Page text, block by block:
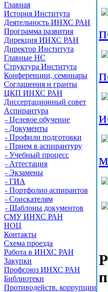
Главная
История Института
Деятельность ИНХС РАН
Программа развития
Дирекция ИНХС РАН
Директор Института
Главные НС
Структура Института
Конференции, семинары
Соглашения и гранты
ЦКП ИНХС РАН
Диссертационный совет
Аспирантура
- Целевое обучение
- Документы
- Профили подготовки
- Прием в аспирантуру
- Учебный процесс
- Аттестация
- Экзамены
- ГИА
- Портфолио аспирантов
- Соискателям
- Шаблоны документов
СМУ ИНХС РАН
НОЦ
Контакты
Схема проезда
Работа в ИНХС РАН
Закупки
Профсоюз ИНХС РАН
Библиотеки
Противодейств. коррупции